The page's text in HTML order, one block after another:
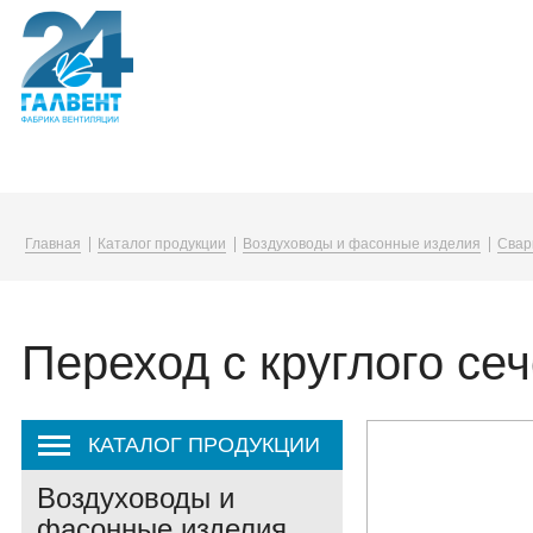
О компании
Корпоративная жизнь
Воздуховоды и фасонные изделия
Канальные нагреватели
Упаковка в плёнку
Главная Каталог продукции Воздуховоды и фасонные изделия
Переход с круглого
КАТАЛОГ ПРОДУКЦИИ
Воздуховоды и